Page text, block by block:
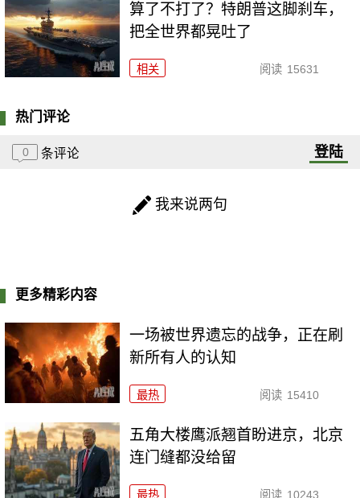
算了不打了？特朗普这脚刹车，
把全世界都晃吐了
相关 阅读 15631
热门评论
0 条评论 登陆
我来说两句
更多精彩内容
一场被世界遗忘的战争，正在刷
新所有人的认知
最热 阅读 15410
五角大楼鹰派翘首盼进京，北京
连门缝都没给留
最热 阅读 10243